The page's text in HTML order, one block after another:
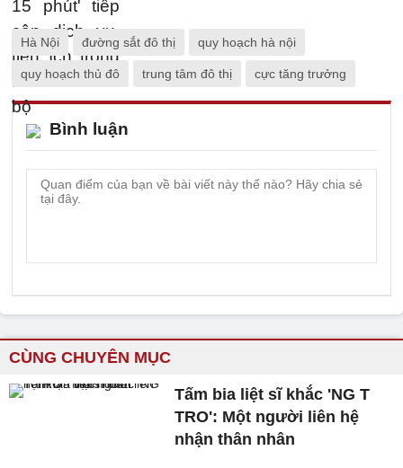
Hà Nội đường sắt đô thị quy hoạch hà nội
quy hoạch thủ đô trung tâm đô thị cực tăng trưởng
Bình luận
CÙNG CHUYÊN MỤC
Tấm bia liệt sĩ khắc 'NG T
TRO': Một người liên hệ
nhận thân nhân